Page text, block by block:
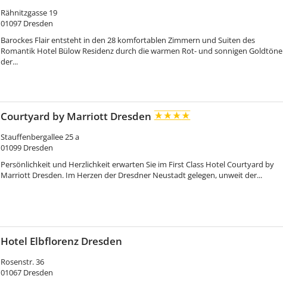
Rähnitzgasse 19
01097 Dresden
Barockes Flair entsteht in den 28 komfortablen Zimmern und Suiten des
Romantik Hotel Bülow Residenz durch die warmen Rot- und sonnigen Goldtöne
der...
Courtyard by Marriott Dresden
Stauffenbergallee 25 a
01099 Dresden
Persönlichkeit und Herzlichkeit erwarten Sie im First Class Hotel Courtyard by
Marriott Dresden. Im Herzen der Dresdner Neustadt gelegen, unweit der...
Hotel Elbflorenz Dresden
Rosenstr. 36
01067 Dresden